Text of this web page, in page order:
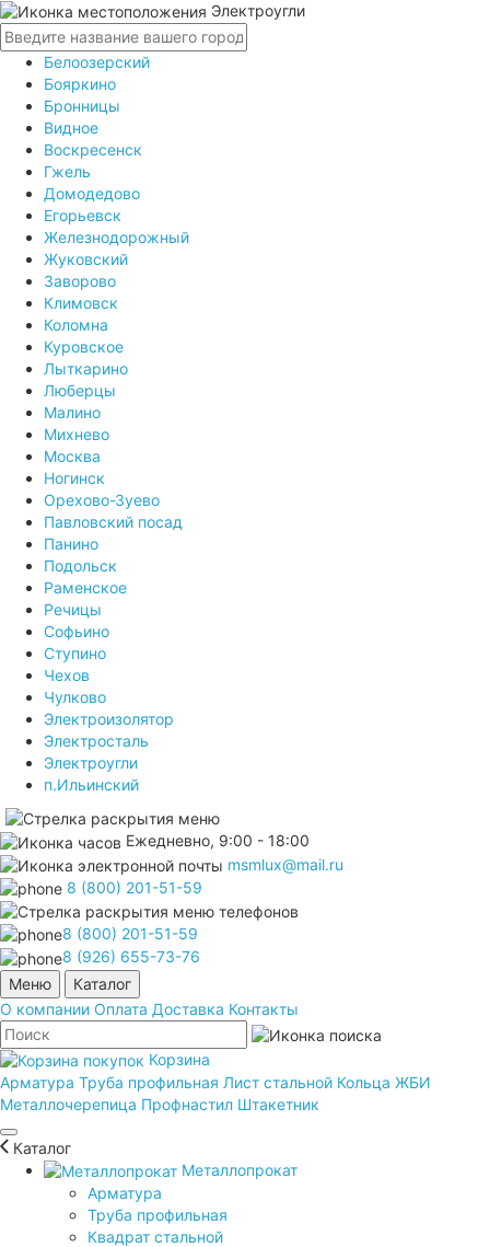
Электроугли
Белоозерский
Бояркино
Бронницы
Видное
Воскресенск
Гжель
Домодедово
Егорьевск
Железнодорожный
Жуковский
Заворово
Климовск
Коломна
Куровское
Лыткарино
Люберцы
Малино
Михнево
Москва
Ногинск
Орехово-Зуево
Павловский посад
Панино
Подольск
Раменское
Речицы
Софьино
Ступино
Чехов
Чулково
Электроизолятор
Электросталь
Электроугли
п.Ильинский
Ежедневно, 9:00 - 18:00
msmlux@mail.ru
8 (800) 201-51-59
8 (800) 201-51-59
8 (926) 655-73-76
Меню
Каталог
О компании Оплата Доставка Контакты
Корзина
Арматура Труба профильная Лист стальной Кольца ЖБИ
Металлочерепица Профнастил Штакетник
Каталог
Металлопрокат
Арматура
Труба профильная
Квадрат стальной